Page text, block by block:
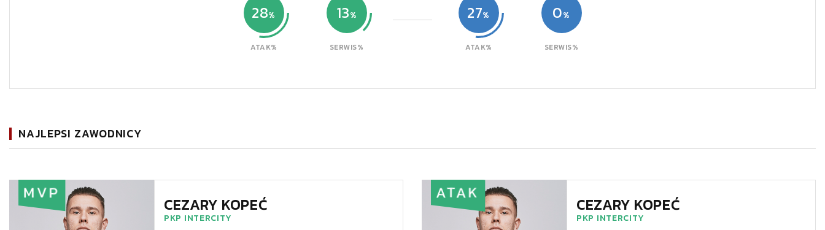
28
ATAK%
13
SERWIS%
27
ATAK%
0
SERWIS%
NAJLEPSI ZAWODNICY
MVP
CEZARY KOPEĆ
PKP INTERCITY
ATAK
CEZARY KOPEĆ
PKP INTERCITY